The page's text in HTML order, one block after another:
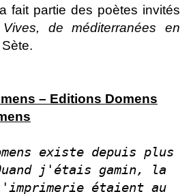
fait partie des poètes invités
de méditerranées en
– Editions Domens
existe depuis plus
j'étais gamin, la
étaient au